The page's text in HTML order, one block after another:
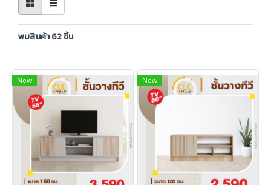
พบสินค้า 62 ชิ้น
New New